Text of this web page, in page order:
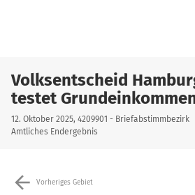
Volksentscheid
testet
12. Oktober 2025, 4209901 - Briefabstimmbezirk
Amtliches Endergebnis
arrow_back Vorheriges Gebiet